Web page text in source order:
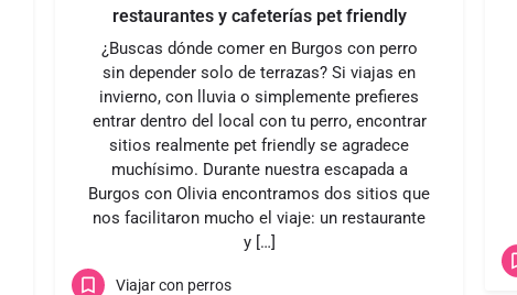
restaurantes y cafeterías pet friendly
¿Buscas dónde comer en Burgos con perro
sin depender solo de terrazas? Si viajas en
invierno, con lluvia o simplemente prefieres
entrar dentro del local con tu perro, encontrar
sitios realmente pet friendly se agradece
muchísimo. Durante nuestra escapada a
Burgos con Olivia encontramos dos sitios que
nos facilitaron mucho el viaje: un restaurante
y […]
Viajar con perros